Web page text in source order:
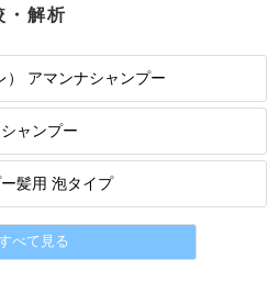
・解析
） アマンナシャンプー
ャンプー
髪用 泡タイプ
べて見る